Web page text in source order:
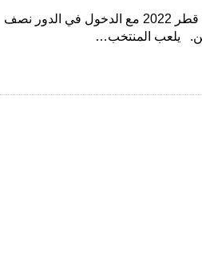
لا يزال الصراع دائرًا حول جائزة هدّاف كأس العالم قطر 2022 مع الدخول في الدور نصف
يلعب المنتخب…